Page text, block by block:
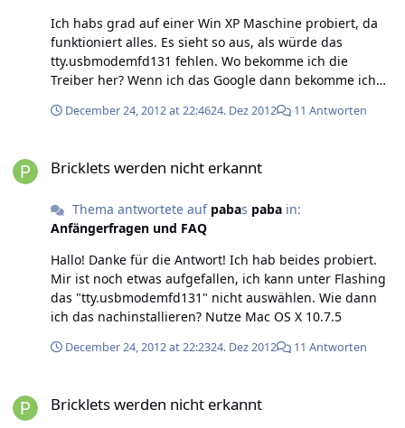
Ich habs grad auf einer Win XP Maschine probiert, da
funktioniert alles. Es sieht so aus, als würde das
tty.usbmodemfd131 fehlen. Wo bekomme ich die
Treiber her? Wenn ich das Google dann bekomme ich
Hilfe dankbar, möchte die Dose meiner Frau nicht zum
December 24, 2012 at 22:4624. Dez 2012 11 Antworten
Bricklets werden nicht erkannt
Thema antwortete auf pabas pabain:
Anfängerfragen und FAQ
Hallo! Danke für die Antwort! Ich hab beides probiert.
Mir ist noch etwas aufgefallen, ich kann unter Flashing
das "tty.usbmodemfd131" nicht auswählen. Wie dann
ich das nachinstallieren? Nutze Mac OS X 10.7.5
December 24, 2012 at 22:2324. Dez 2012 11 Antworten
Bricklets werden nicht erkannt